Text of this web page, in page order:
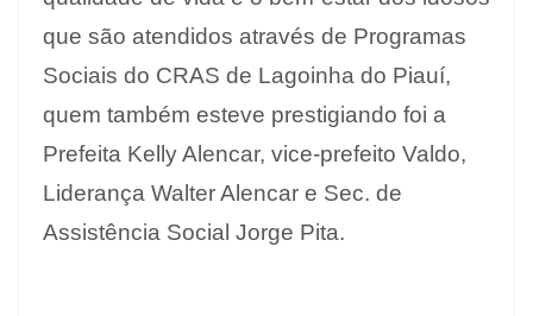
que são atendidos através de Programas
Sociais do CRAS de Lagoinha do Piauí,
quem também esteve prestigiando foi a
Prefeita Kelly Alencar, vice-prefeito Valdo,
Liderança Walter Alencar e Sec. de
Assistência Social Jorge Pita.